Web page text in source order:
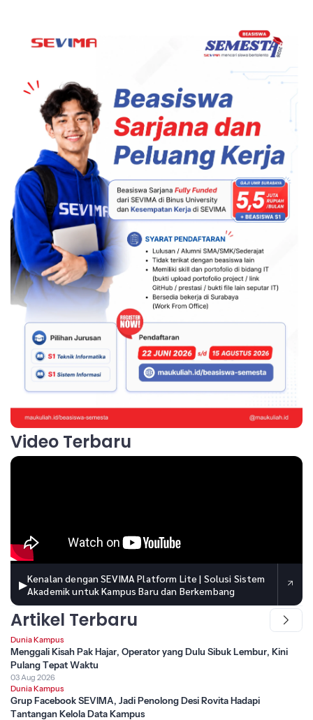
Video Terbaru
▶Kenalan dengan SEVIMA Platform Lite | Solusi Sistem
Akademik untuk Kampus Baru dan Berkembang
Artikel Terbaru
Dunia Kampus
Menggali Kisah Pak Hajar, Operator yang Dulu Sibuk Lembur, Kini
Pulang Tepat Waktu
03 Aug 2026
Dunia Kampus
Grup Facebook SEVIMA, Jadi Penolong Desi Rovita Hadapi
Tantangan Kelola Data Kampus